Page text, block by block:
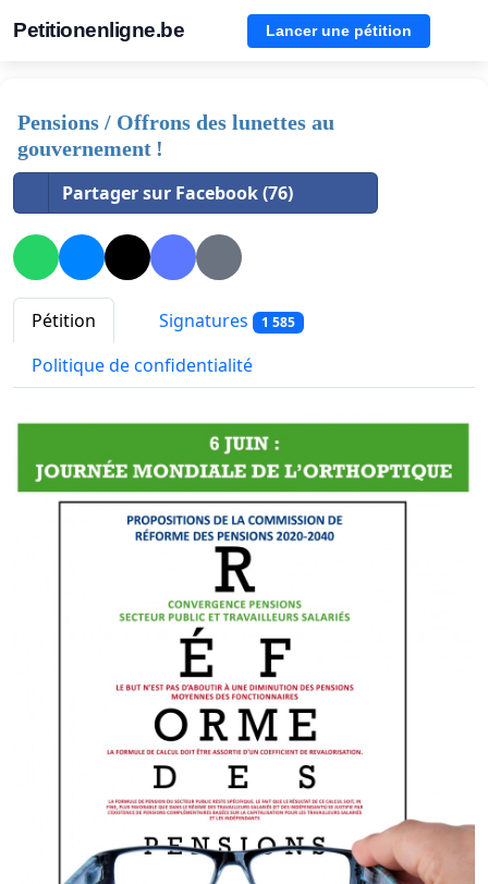
Petitionenligne.be Lancer une pétition
Pensions / Offrons des lunettes au
gouvernement !
Partager sur Facebook (76)
Pétition Signatures 1 585
Politique de confidentialité